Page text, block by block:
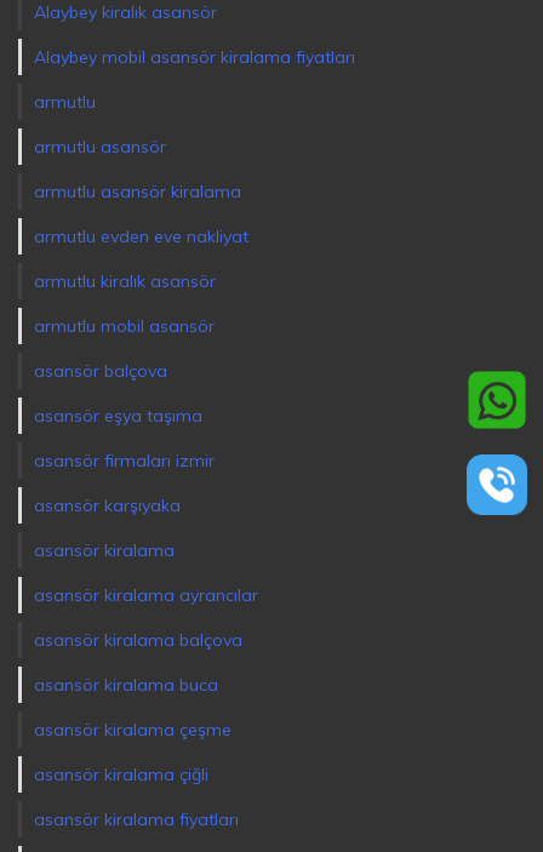
Alaybey kiralık asansör
Alaybey mobil asansör kiralama fiyatları
armutlu
armutlu asansör
armutlu asansör kiralama
armutlu evden eve nakliyat
armutlu kiralık asansör
armutlu mobil asansör
asansör balçova
asansör eşya taşıma
asansör firmaları izmir
asansör karşıyaka
asansör kiralama
asansör kiralama ayrancılar
asansör kiralama balçova
asansör kiralama buca
asansör kiralama çeşme
asansör kiralama çiğli
asansör kiralama fiyatları